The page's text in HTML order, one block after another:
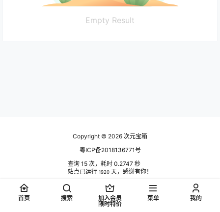
Empty Result
Copyright © 2026 次元宝箱
粤ICP备2018136771号
查询 15 次，耗时 0.2747 秒
站点已运行 1920 天，感谢有你！
首页 搜索
加入会员
限时特价
菜单 我的